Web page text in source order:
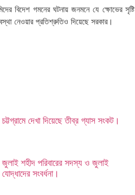
বিদেশ গমনের ঘটনায় জনমনে যে ক্ষোভের সৃষ্টি
নেওয়ার প্রতিশ্রুতিও দিয়েছে সরকার।
চট্টগ্রামে দেখা দিয়েছে তীব্র গ্যাস সংকট।
জুলাই শহীদ পরিবারের সদস্য ও জুলাই
যোদ্ধাদের সংবর্ধনা।